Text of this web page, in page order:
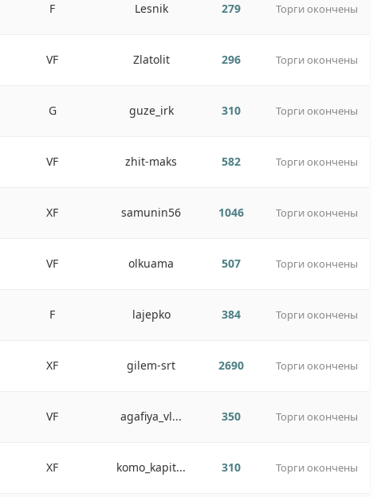
F Lesnik 279 Торги окончены
VF Zlatolit 296 Торги окончены
G guze_irk 310 Торги окончены
VF zhit-maks 582 Торги окончены
XF samunin56 1046 Торги окончены
VF olkuama 507 Торги окончены
F lajepko 384 Торги окончены
XF gilem-srt 2690 Торги окончены
VF agafiya_vl... 350 Торги окончены
XF komo_kapit... 310 Торги окончены